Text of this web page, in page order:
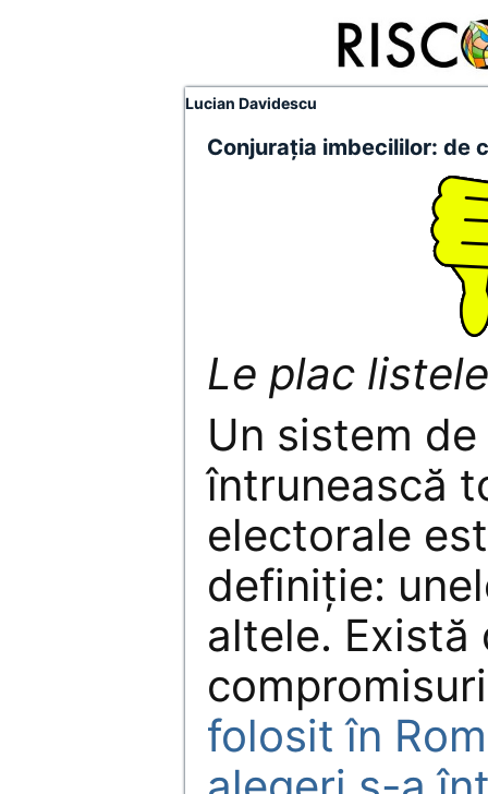
Lucian Davidescu
Conjuraţia imbecililor: de
Le plac
Un sistem
întrunească
electorale
definiţie:
altele. Există
folosit în